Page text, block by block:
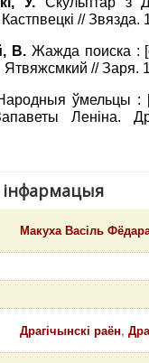
// Звязда.
В.Жажда поиска :
Ятвяжсмкий // Заря.
ўмельцы
Леніна.
Макуха Васіль
Драгічынскі раён,